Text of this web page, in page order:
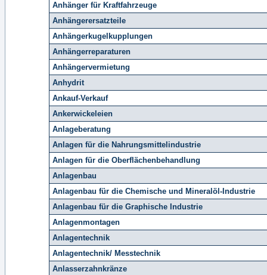
Anhänger für Kraftfahrzeuge
Anhängerersatzteile
Anhängerkugelkupplungen
Anhängerreparaturen
Anhängervermietung
Anhydrit
Ankauf-Verkauf
Ankerwickeleien
Anlageberatung
Anlagen für die Nahrungsmittelindustrie
Anlagen für die Oberflächenbehandlung
Anlagenbau
Anlagenbau für die Chemische und Mineralöl-Industrie
Anlagenbau für die Graphische Industrie
Anlagenmontagen
Anlagentechnik
Anlagentechnik/ Messtechnik
Anlasserzahnkränze